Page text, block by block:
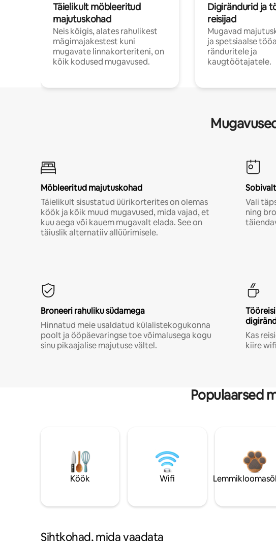
Täielikult möbleeritud
majutuskohad
Neis kõigis, alates rahulikest
mägimajakestest kuni
mugavate linnakorteriteni, on
kõik kodused mugavused.
Digirändurid ja
reisijad
Mugavad
ja spetsiaalse
ränduritele ja
kaugtöötajatele.
Möbleeritud majutuskohad
Täielikult sisustatud üürikorterites on olemas
köök ja kõik muud mugavused, mida vajad, et
kuu aega või kauem mugavalt elada. See on
täiuslik alternatiiv allüürimisele.
Vali
ning
Broneeri rahuliku südamega
Hinnatud meie usaldatud külalistekogukonna
poolt ja ööpäevaringse toe võimalusega kogu
sinu pikaajalise majutuse vältel.
Kas
kiire
Populaarsed
Köök Wifi
Sihtkohad, mida vaadata